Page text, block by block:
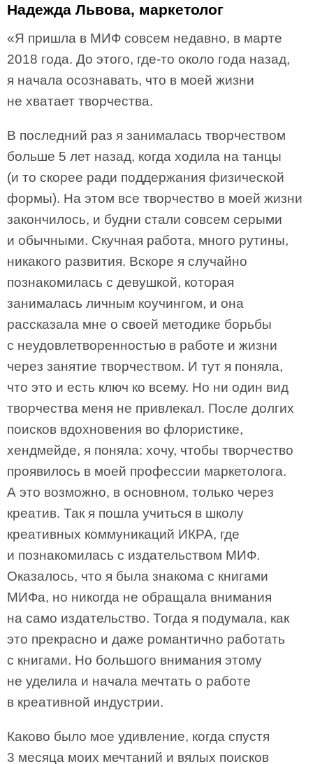
Надежда Львова, маркетолог
«Я пришла в МИФ совсем недавно, в марте
2018 года. До этого, где-то около года назад,
я начала осознавать, что в моей жизни
не хватает творчества.
В последний раз я занималась творчеством
больше 5 лет назад, когда ходила на танцы
(и то скорее ради поддержания физической
формы). На этом все творчество в моей жизни
закончилось, и будни стали совсем серыми
и обычными. Скучная работа, много рутины,
никакого развития. Вскоре я случайно
познакомилась с девушкой, которая
занималась личным коучингом, и она
рассказала мне о своей методике борьбы
с неудовлетворенностью в работе и жизни
через занятие творчеством. И тут я поняла,
что это и есть ключ ко всему. Но ни один вид
творчества меня не привлекал. После долгих
поисков вдохновения во флористике,
хендмейде, я поняла: хочу, чтобы творчество
проявилось в моей профессии маркетолога.
А это возможно, в основном, только через
креатив. Так я пошла учиться в школу
креативных коммуникаций ИКРА, где
и познакомилась с издательством МИФ.
Оказалось, что я была знакома с книгами
МИФа, но никогда не обращала внимания
на само издательство. Тогда я подумала, как
это прекрасно и даже романтично работать
с книгами. Но большого внимания этому
не уделила и начала мечтать о работе
в креативной индустрии.
Каково было мое удивление, когда спустя
3 месяца моих мечтаний и вялых поисков